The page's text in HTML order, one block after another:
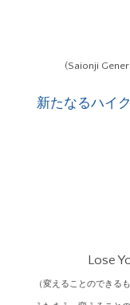
(Saionji
新たなるハイ
Lose
（変えることのできる